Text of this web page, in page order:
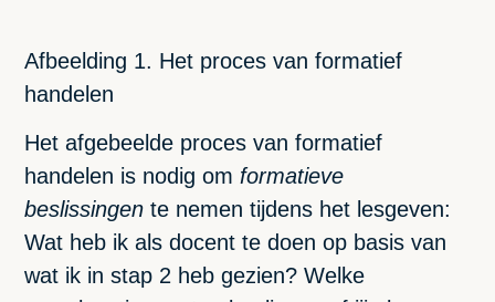
Afbeelding 1. Het proces van formatief
handelen
Het afgebeelde proces van formatief
handelen is nodig om formatieve
beslissingen te nemen tijdens het lesgeven:
Wat heb ik als docent te doen op basis van
wat ik in stap 2 heb gezien? Welke